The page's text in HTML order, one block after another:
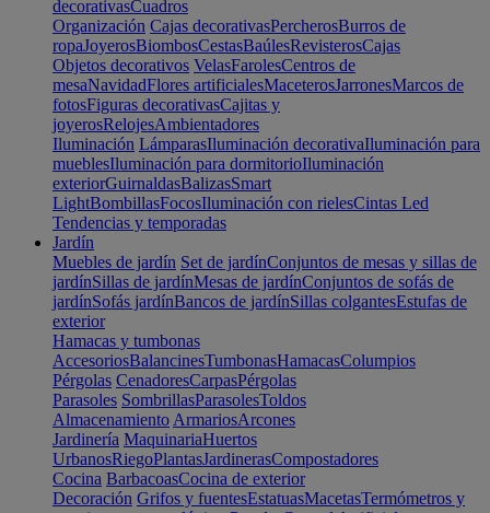
decorativasCuadros
Organización Cajas decorativasPercherosBurros de
ropaJoyerosBiombosCestasBaúlesRevisterosCajas
Objetos decorativos VelasFarolesCentros de
mesaNavidadFlores artificialesMaceterosJarronesMarcos de
fotosFiguras decorativasCajitas y
joyerosRelojesAmbientadores
Iluminación LámparasIluminación decorativaIluminación para
mueblesIluminación para dormitorioIluminación
exteriorGuirnaldasBalizasSmart
LightBombillasFocosIluminación con rielesCintas Led
Tendencias y temporadas
Jardín
Muebles de jardín Set de jardínConjuntos de mesas y sillas de
jardínSillas de jardínMesas de jardínConjuntos de sofás de
jardínSofás jardínBancos de jardínSillas colgantesEstufas de
exterior
Hamacas y tumbonas
AccesoriosBalancinesTumbonasHamacasColumpios
Pérgolas CenadoresCarpasPérgolas
Parasoles SombrillasParasolesToldos
Almacenamiento ArmariosArcones
Jardinería MaquinariaHuertos
UrbanosRiegoPlantasJardinerasCompostadores
Cocina BarbacoasCocina de exterior
Decoración Grifos y fuentesEstatuasMacetasTermómetros y